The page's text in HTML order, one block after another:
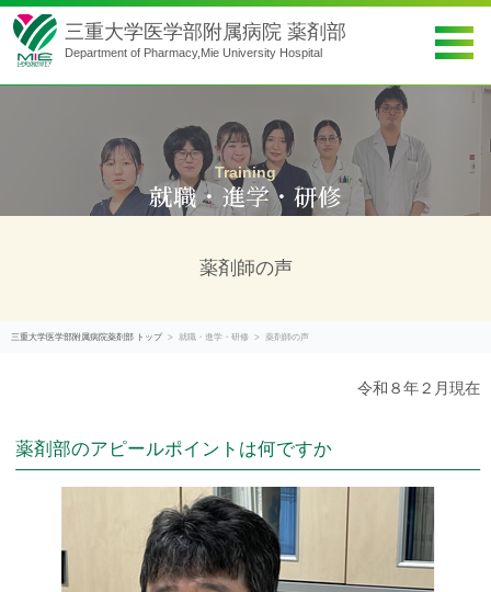
三重大学医学部附属病院 薬剤部
Department of Pharmacy,Mie University Hospital
就職・進学・研修
お問い合わせ
企業向けページ
Training
就職・進学・研修
薬剤師の声
三重大学医学部附属病院薬剤部 トップ 就職・進学・研修 薬剤師の声
令和８年２月現在
薬剤部のアピールポイントは何ですか